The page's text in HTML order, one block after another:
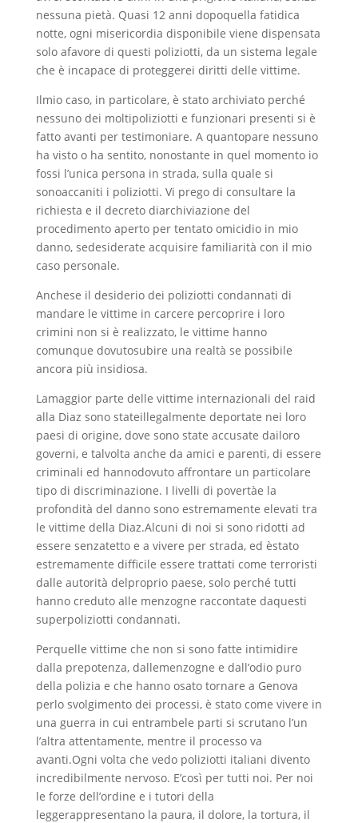
nessuna pietà. Quasi 12 anni dopoquella fatidica
notte, ogni misericordia disponibile viene dispensata
solo afavore di questi poliziotti, da un sistema legale
che è incapace di proteggerei diritti delle vittime.
Ilmio caso, in particolare, è stato archiviato perché
nessuno dei moltipoliziotti e funzionari presenti si è
fatto avanti per testimoniare. A quantopare nessuno
ha visto o ha sentito, nonostante in quel momento io
fossi l’unica persona in strada, sulla quale si
sonoaccaniti i poliziotti. Vi prego di consultare la
richiesta e il decreto diarchiviazione del
procedimento aperto per tentato omicidio in mio
danno, sedesiderate acquisire familiarità con il mio
caso personale.
Anchese il desiderio dei poliziotti condannati di
mandare le vittime in carcere percoprire i loro
crimini non si è realizzato, le vittime hanno
comunque dovutosubire una realtà se possibile
ancora più insidiosa.
Lamaggior parte delle vittime internazionali del raid
alla Diaz sono stateillegalmente deportate nei loro
paesi di origine, dove sono state accusate dailoro
governi, e talvolta anche da amici e parenti, di essere
criminali ed hannodovuto affrontare un particolare
tipo di discriminazione. I livelli di povertàe la
profondità del danno sono estremamente elevati tra
le vittime della Diaz.Alcuni di noi si sono ridotti ad
essere senzatetto e a vivere per strada, ed èstato
estremamente difficile essere trattati come terroristi
dalle autorità delproprio paese, solo perché tutti
hanno creduto alle menzogne raccontate daquesti
superpoliziotti condannati.
Perquelle vittime che non si sono fatte intimidire
dalla prepotenza, dallemenzogne e dall’odio puro
della polizia e che hanno osato tornare a Genova
perlo svolgimento dei processi, è stato come vivere in
una guerra in cui entrambele parti si scrutano l’un
l’altra attentamente, mentre il processo va
avanti.Ogni volta che vedo poliziotti italiani divento
incredibilmente nervoso. E’così per tutti noi. Per noi
le forze dell’ordine e i tutori della
leggerappresentano la paura, il dolore, la tortura, il